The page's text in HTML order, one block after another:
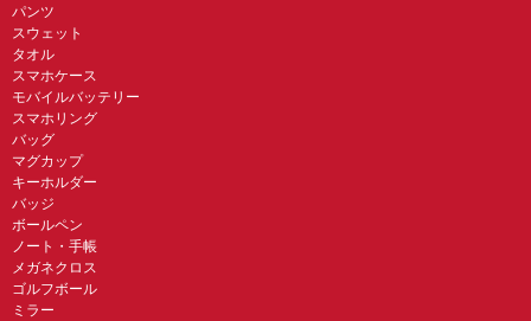
パンツ
スウェット
タオル
スマホケース
モバイルバッテリー
スマホリング
バッグ
マグカップ
キーホルダー
バッジ
ボールペン
ノート・手帳
メガネクロス
ゴルフボール
ミラー